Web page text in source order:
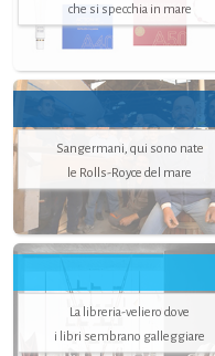
che si specchia in mare
Sangermani, qui sono nate
le Rolls-Royce del mare
La libreria-veliero dove
i libri sembrano galleggiare